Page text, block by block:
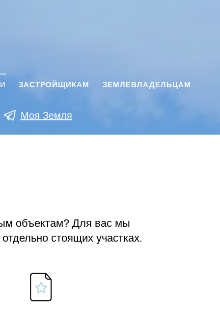
ЗАСТРОЙЩИКАМ ЗЕМЛЕВЛАДЕЛЬЦАМ
Моя Земля
объектам? Для вас мы
стоящих участках.